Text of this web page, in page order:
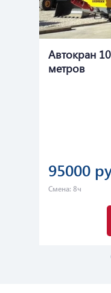
Автокран
метров
95000
Смена: 8ч